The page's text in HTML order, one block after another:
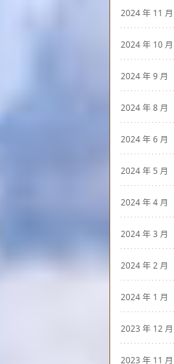
2024 年 11 月
2024 年 10 月
2024 年 9 月
2024 年 8 月
2024 年 6 月
2024 年 5 月
2024 年 4 月
2024 年 3 月
2024 年 2 月
2024 年 1 月
2023 年 12 月
2023 年 11 月